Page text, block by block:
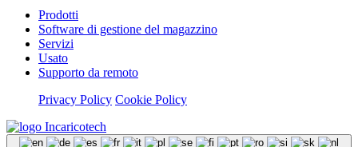
Prodotti
Software di gestione del magazzino
Servizi
Usato
Supporto da remoto
Privacy Policy Cookie Policy